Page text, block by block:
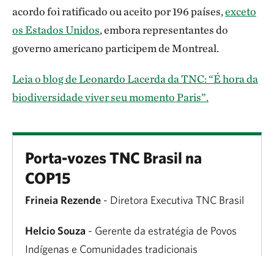
acordo foi ratificado ou aceito por 196 países,exceto
os Estados Unidos, embora representantes do
governo americano participem de Montreal.
Leia o blog de Leonardo Lacerda da TNC: “É hora da
biodiversidade viver seu momento Paris”.
Porta-vozes TNC Brasil na
COP15
Frineia Rezende - Diretora Executiva TNC Brasil
Helcio Souza - Gerente da estratégia de Povos
Indígenas e Comunidades tradicionais